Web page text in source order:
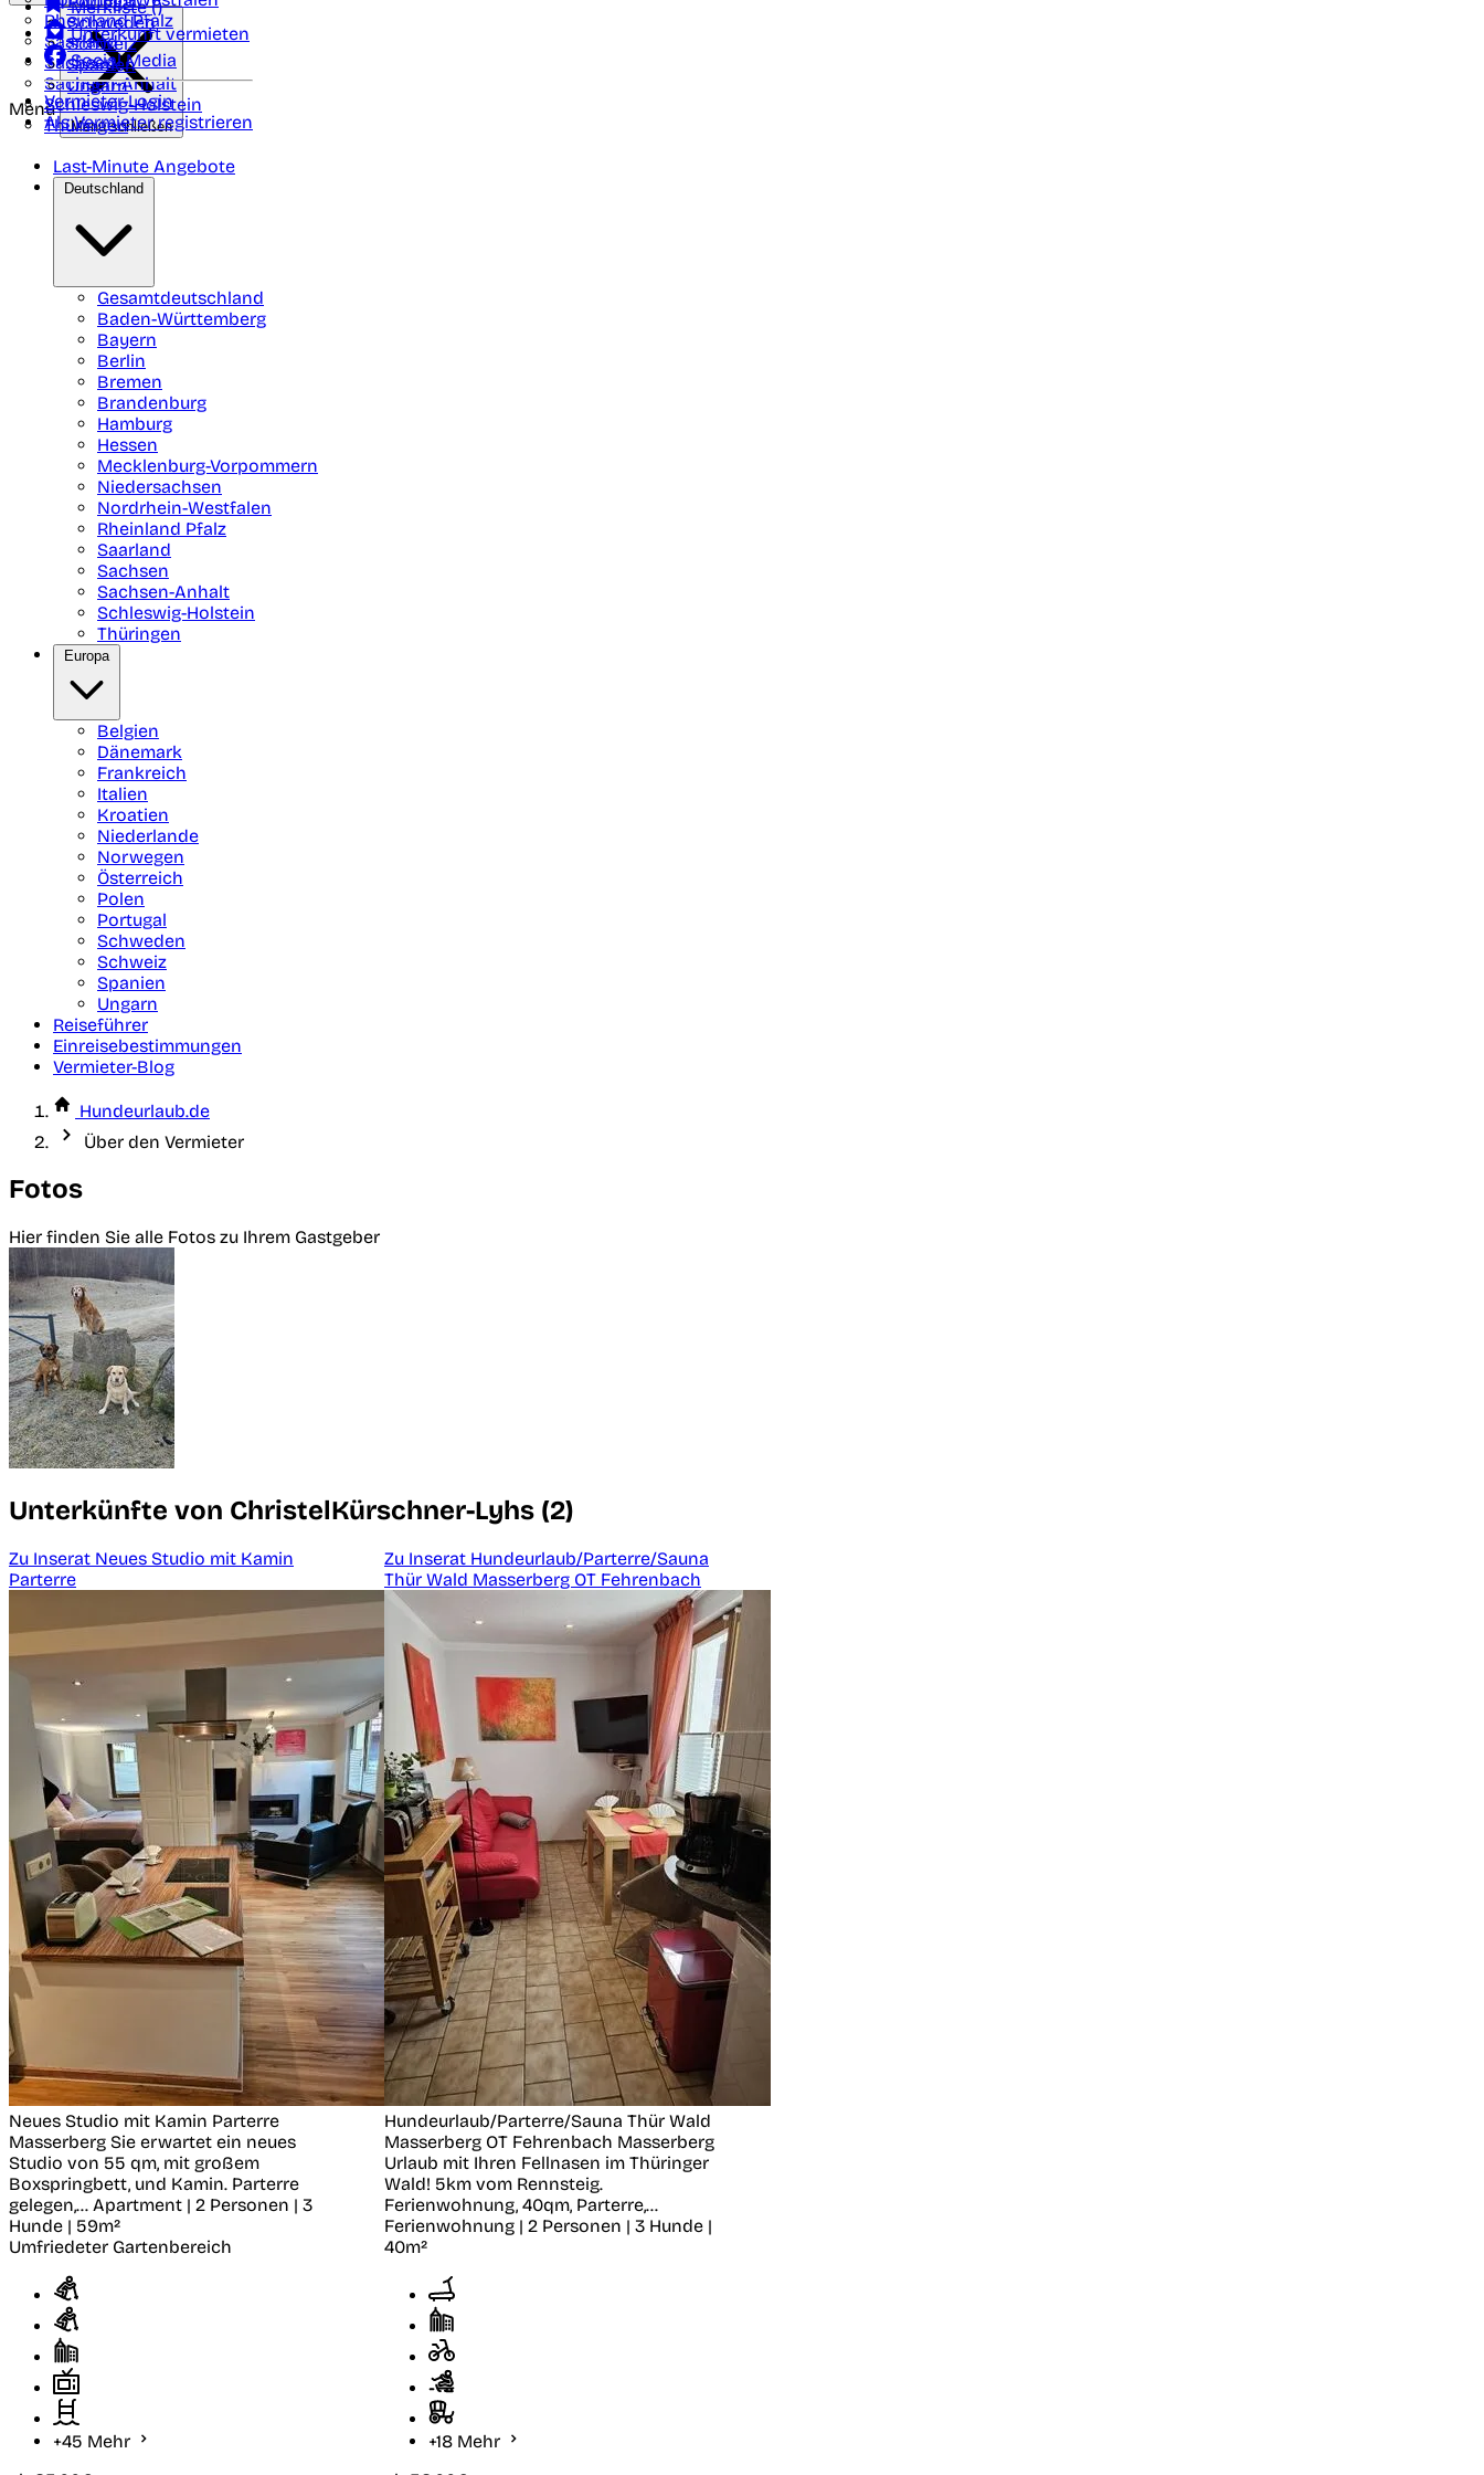
Rheinland Pfalz
Saarland
Sachsen
Sachsen-Anhalt
Schleswig-Holstein
Thüringen
Schweden
Schweiz
Spanien
Ungarn
Merkliste ()
Unterkunft vermieten
Social Media
Vermieter-Login
Als Vermieter registrieren
Menü
Menü schließen
Last-Minute Angebote
Deutschland
Gesamtdeutschland
Baden-Württemberg
Bayern
Berlin
Bremen
Brandenburg
Hamburg
Hessen
Mecklenburg-Vorpommern
Niedersachsen
Nordrhein-Westfalen
Rheinland Pfalz
Saarland
Sachsen
Sachsen-Anhalt
Schleswig-Holstein
Thüringen
Europa
Belgien
Dänemark
Frankreich
Italien
Kroatien
Niederlande
Norwegen
Österreich
Polen
Portugal
Schweden
Schweiz
Spanien
Ungarn
Reiseführer
Einreisebestimmungen
Vermieter-Blog
Hundeurlaub.de
Über den Vermieter
Fotos
Hier finden Sie alle Fotos zu Ihrem Gastgeber
Unterkünfte von ChristelKürschner-Lyhs (2)
Zu Inserat Neues Studio mit Kamin
Parterre
Neues Studio mit Kamin Parterre
Masserberg Sie erwartet ein neues
Studio von 55 qm, mit großem
Boxspringbett, und Kamin. Parterre
gelegen,... Apartment | 2 Personen | 3
Hunde | 59m²
Umfriedeter Gartenbereich
+45 Mehr
Zu Inserat Hundeurlaub/Parterre/Sauna
Thür Wald Masserberg OT Fehrenbach
Hundeurlaub/Parterre/Sauna Thür Wald
Masserberg OT Fehrenbach Masserberg
Urlaub mit Ihren Fellnasen im Thüringer
Wald! 5km vom Rennsteig.
Ferienwohnung, 40qm, Parterre,...
Ferienwohnung | 2 Personen | 3 Hunde |
40m²
+18 Mehr